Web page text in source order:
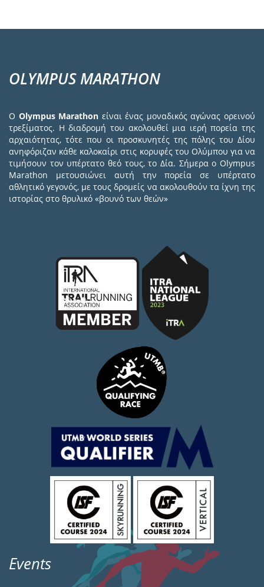
OLYMPUS MARATHON
Ο Olympus Marathon είναι ένας μοναδικός αγώνας ορεινού
τρεξίματος. Η διαδρομή του ακολουθεί μια ιερή πορεία της
αρχαιότητας, τότε που οι προσκυνητές της πόλης του Δίου
ανηφόριζαν κάθε καλοκαίρι στις κορυφές του Ολύμπου για να
τιμήσουν τον υπέρτατο θεό τους, το Δία. Σήμερα ο Olympus
Marathon μετουσιώνει αυτή την πορεία σε υπέρτατο
αθλητικό γεγονός, με τους δρομείς να ακολουθούν τα ίχνη της
ιστορίας στο θρυλικό «βουνό των θεών»
Events